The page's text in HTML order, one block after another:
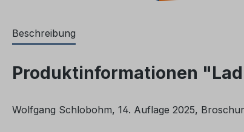
Beschreibung
Produktinformationen
Wolfgang Schlobohm, 14. Auflage 2025,